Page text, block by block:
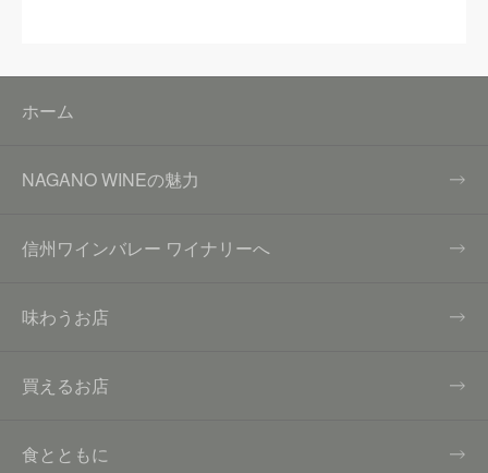
ホーム
NAGANO WINEの魅力
信州ワインバレー ワイナリーへ
味わうお店
買えるお店
食とともに